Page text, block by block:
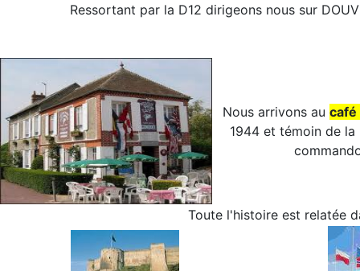
Ressortant par la D12 dirigeons nous sur
Nous arrivons au café
1944 et témoin de
Toute l'histoire est relatée